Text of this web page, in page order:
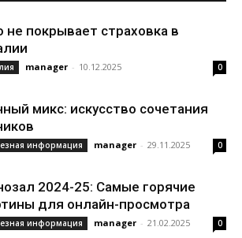
не покрывает страховка в
manager - 10.12.2025 0
микс: искусство сочетания
информация manager - 29.11.2025 0
2024-25: Самые горячие
для онлайн-просмотра
информация manager - 21.02.2025 0